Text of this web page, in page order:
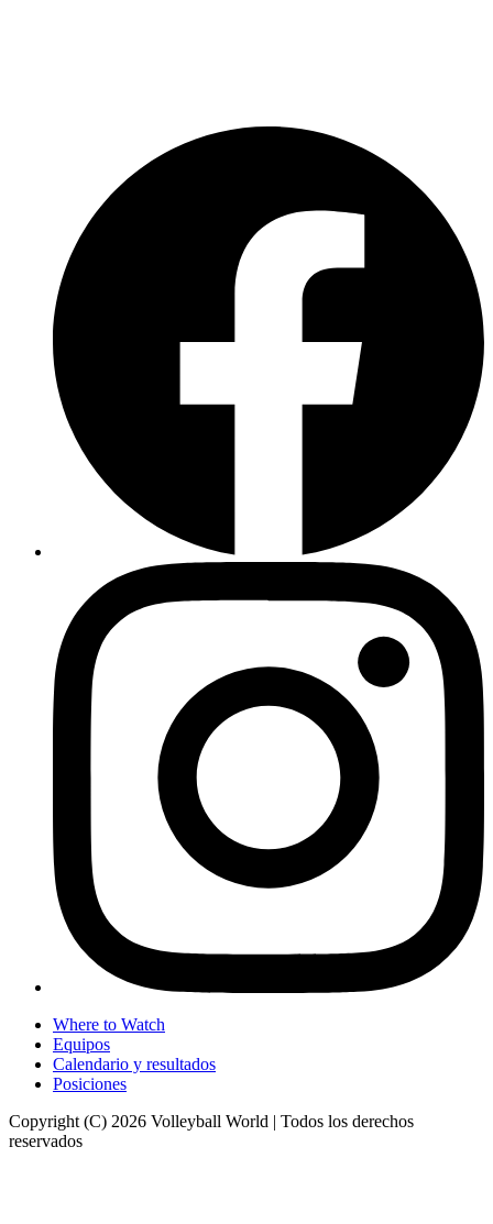
Where to Watch
Equipos
Calendario y resultados
Posiciones
Copyright (C) 2026 Volleyball World | Todos los derechos
reservados